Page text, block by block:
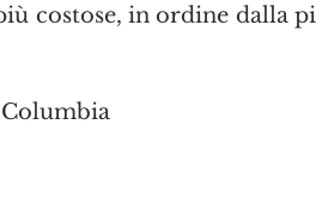
costose, in ordine dalla